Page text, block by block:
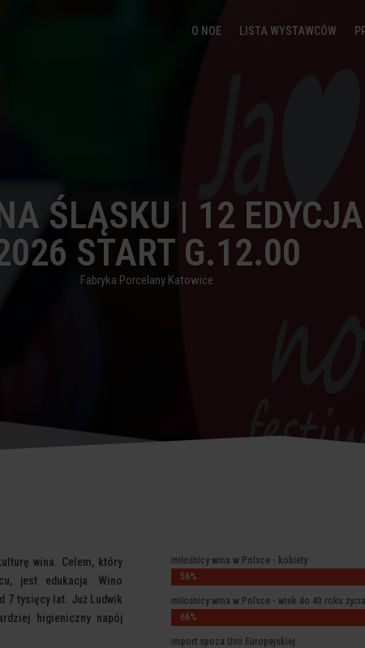
O NOE LISTA WYSTAWCÓW
ŚLĄSKU | 12
START G.12.00
Fabryka Porcelany Katowice
wina. Celem, który
jest edukacja. Wino
7 tysięcy lat. Już Ludwik
higieniczny napój
miłośnicy wina w Polsce - kobiety
56%
56%
miłośnicy wina w Polsce - wiek do 40 roku życia
66%
66%
import spoza Unii Europejskiej